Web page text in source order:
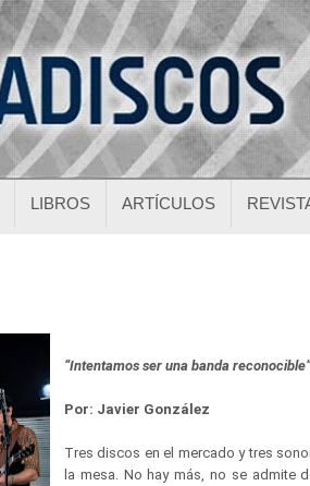
LIBROS ARTÍCULOS
“Intentamos ser una banda
Por: Javier González
Tres discos en el mercado y tres
la mesa. No hay más, no se admite